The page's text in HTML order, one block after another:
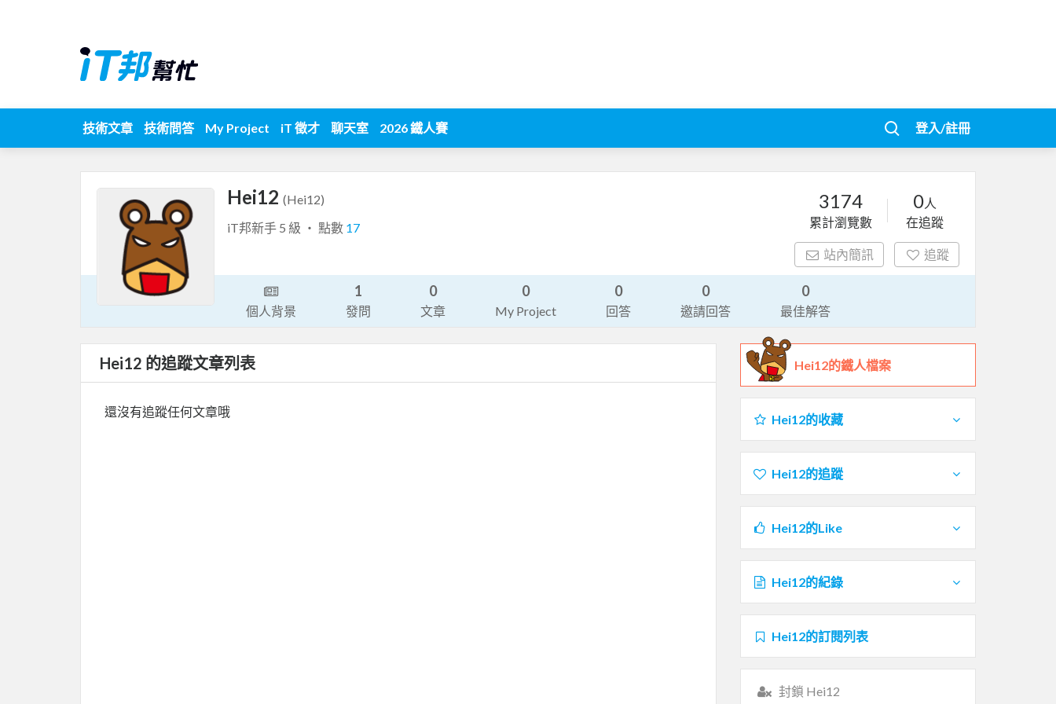
技術文章 技術問答 My Project iT 徵才 聊天室 2026 鐵人賽 登入/註冊
Hei12 (Hei12)
iT邦新手 5 級 ‧ 點數 17
3174
累計瀏覽數
0人
在追蹤
站內簡訊 追蹤
個人背景
1
發問
0
文章
0
My Project
0
回答
0
邀請回答
0
最佳解答
Hei12 的追蹤文章列表
還沒有追蹤任何文章哦
Hei12的鐵人檔案
Hei12的收藏
Hei12的追蹤
Hei12的Like
Hei12的紀錄
Hei12的訂閱列表
封鎖 Hei12